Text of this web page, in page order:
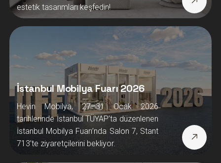
estetik tasarımları keşfedin!
İstanbul Mobilya Fuarı 2026
Hevin Mobilya, 27–31 Ocak 2026
tarihlerinde İstanbul TÜYAP’ta düzenlenen
İstanbul Mobilya Fuarı’nda Salon 7, Stant
713’te ziyaretçilerini bekliyor.